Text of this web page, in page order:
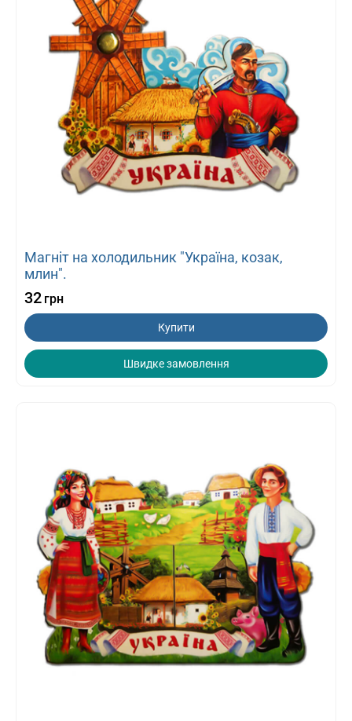
Магніт на холодильник "Україна, козак,
млин".
32 грн
Купити
Швидке замовлення